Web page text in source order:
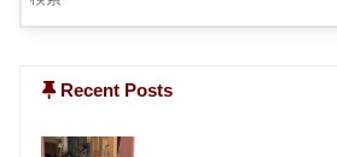
Recent Posts